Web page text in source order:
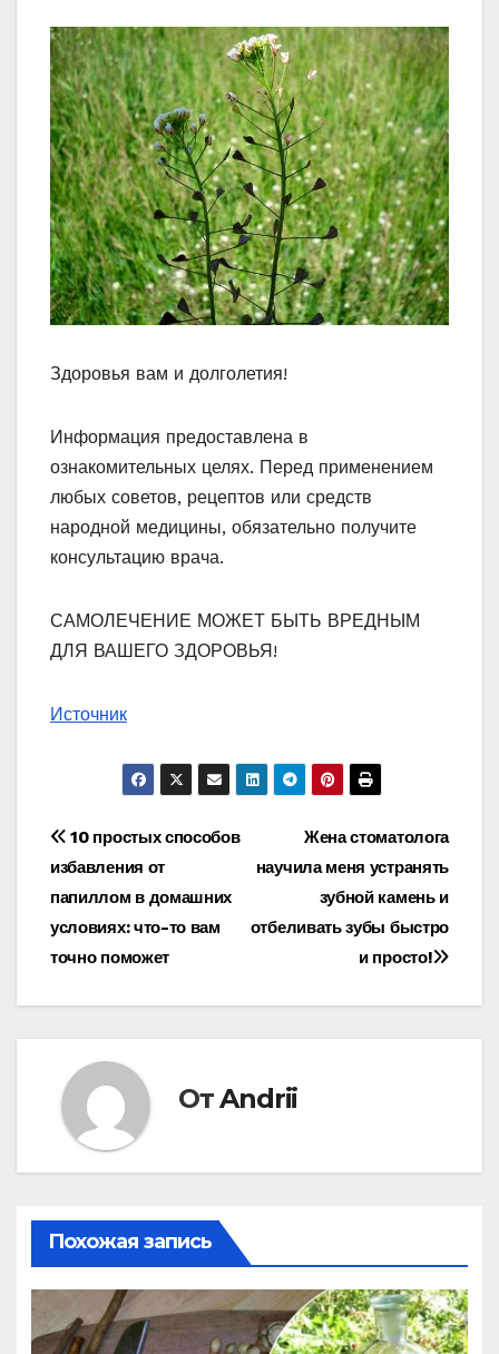
Здоровья вам и долголетия!
Информация предоставлена в
ознакомительных целях. Перед применением
любых советов, рецептов или средств
народной медицины, обязательно получите
консультацию врача.
САМОЛЕЧЕНИЕ МОЖЕТ БЫТЬ ВРЕДНЫМ
ДЛЯ ВАШЕГО ЗДОРОВЬЯ!
Источник
Навигация
по
записям
Жена стоматолога
научила меня устранять
зубной камень и
отбеливать зубы быстро
и просто!
10 простых способов
избавления от
папиллом в домашних
условиях: что-то вам
точно поможет
ОтAndrii
Похожая запись